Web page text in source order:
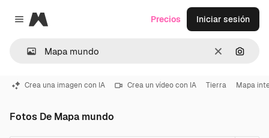
Close menu
Magnific
Borrar
Precios Iniciar sesión
Crea una imagen con IA Crea un vídeo con IA Tierra Mapa
Fotos De Mapa mundo